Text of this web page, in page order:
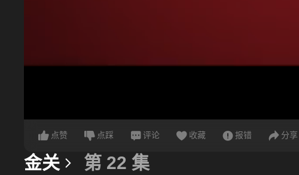
点赞 点踩 评论 收藏 报错 分享
金关 更多信息第 22 集